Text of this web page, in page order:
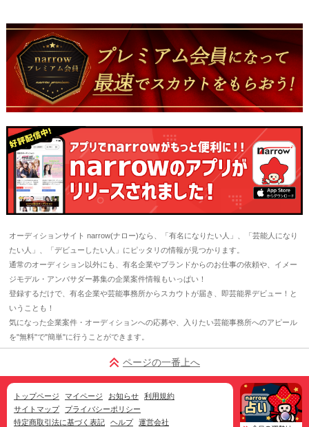
オーディションサイト narrow(ナロー)なら、「有名になりたい人」、「芸能人になり
たい人」、「デビューしたい人」にピッタリの情報が見つかります。
通常のオーディション以外にも、有名企業やブランドからのお仕事の依頼や、イメー
ジモデル・アンバサダー募集の企業案件情報もいっぱい！
登録するだけで、有名企業や芸能事務所からスカウトが届き、即芸能界デビュー！と
いうことも！
気になった企業案件・オーディションへの応募や、入りたい芸能事務所へのアピール
を"無料"で"簡単"に行うことができます。
ページの一番上へ
トップページ マイページ お知らせ
利用規約
サイトマップ
プライバシーポリシー
特定商取引法に基づく表記
ヘルプ 運営会社